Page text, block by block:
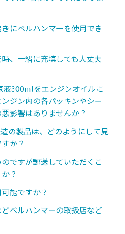
にベルハンマーを使用でき
、一緒に充填しても大丈夫
液300mlをエンジンオイルに
ジン内の各パッキンやシー
影響はありませんか？
の製品は、どのようにして見
か？
ですが郵送していただくこ
？
能ですか？
ベルハンマーの取扱店など